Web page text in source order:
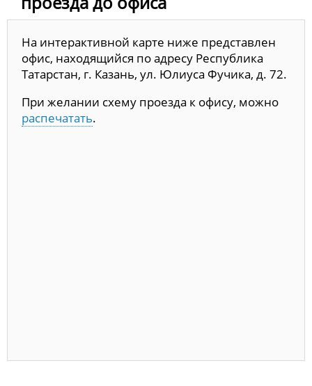
На интерактивной карте ниже представлен
офис, находящийся по адресу Республика
Татарстан, г. Казань, ул. Юлиуса Фучика, д. 72.
При желании схему проезда к офису, можно
распечатать.